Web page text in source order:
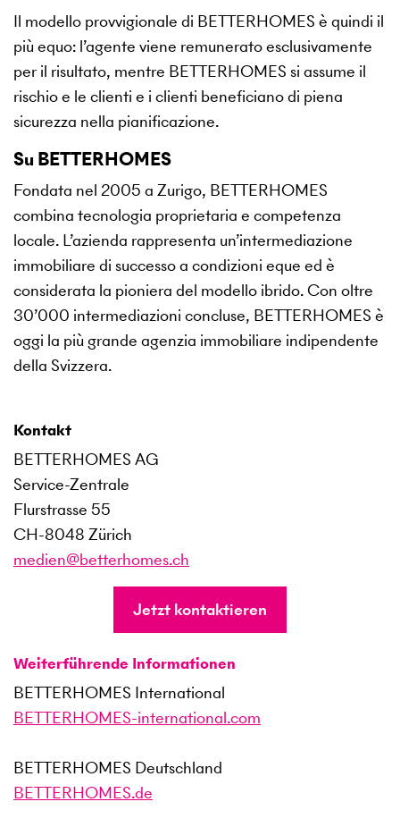
Il modello provvigionale di BETTERHOMES è quindi il
più equo: l’agente viene remunerato esclusivamente
per il risultato, mentre BETTERHOMES si assume il
rischio e le clienti e i clienti beneficiano di piena
sicurezza nella pianificazione.
Su BETTERHOMES
Fondata nel 2005 a Zurigo, BETTERHOMES
combina tecnologia proprietaria e competenza
locale. L’azienda rappresenta un’intermediazione
immobiliare di successo a condizioni eque ed è
considerata la pioniera del modello ibrido. Con oltre
30’000 intermediazioni concluse, BETTERHOMES è
oggi la più grande agenzia immobiliare indipendente
della Svizzera.
Kontakt
BETTERHOMES AG
Service-Zentrale
Flurstrasse 55
CH-8048 Zürich
medien@betterhomes.ch
Jetzt kontaktieren
Weiterführende Informationen
BETTERHOMES International
BETTERHOMES-international.com
BETTERHOMES Deutschland
BETTERHOMES.de